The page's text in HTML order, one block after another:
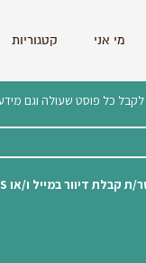
מי אני קטגוריות